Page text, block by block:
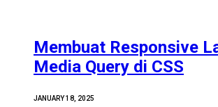
Membuat Responsive
Media Query di CSS
JANUARY 18, 2025